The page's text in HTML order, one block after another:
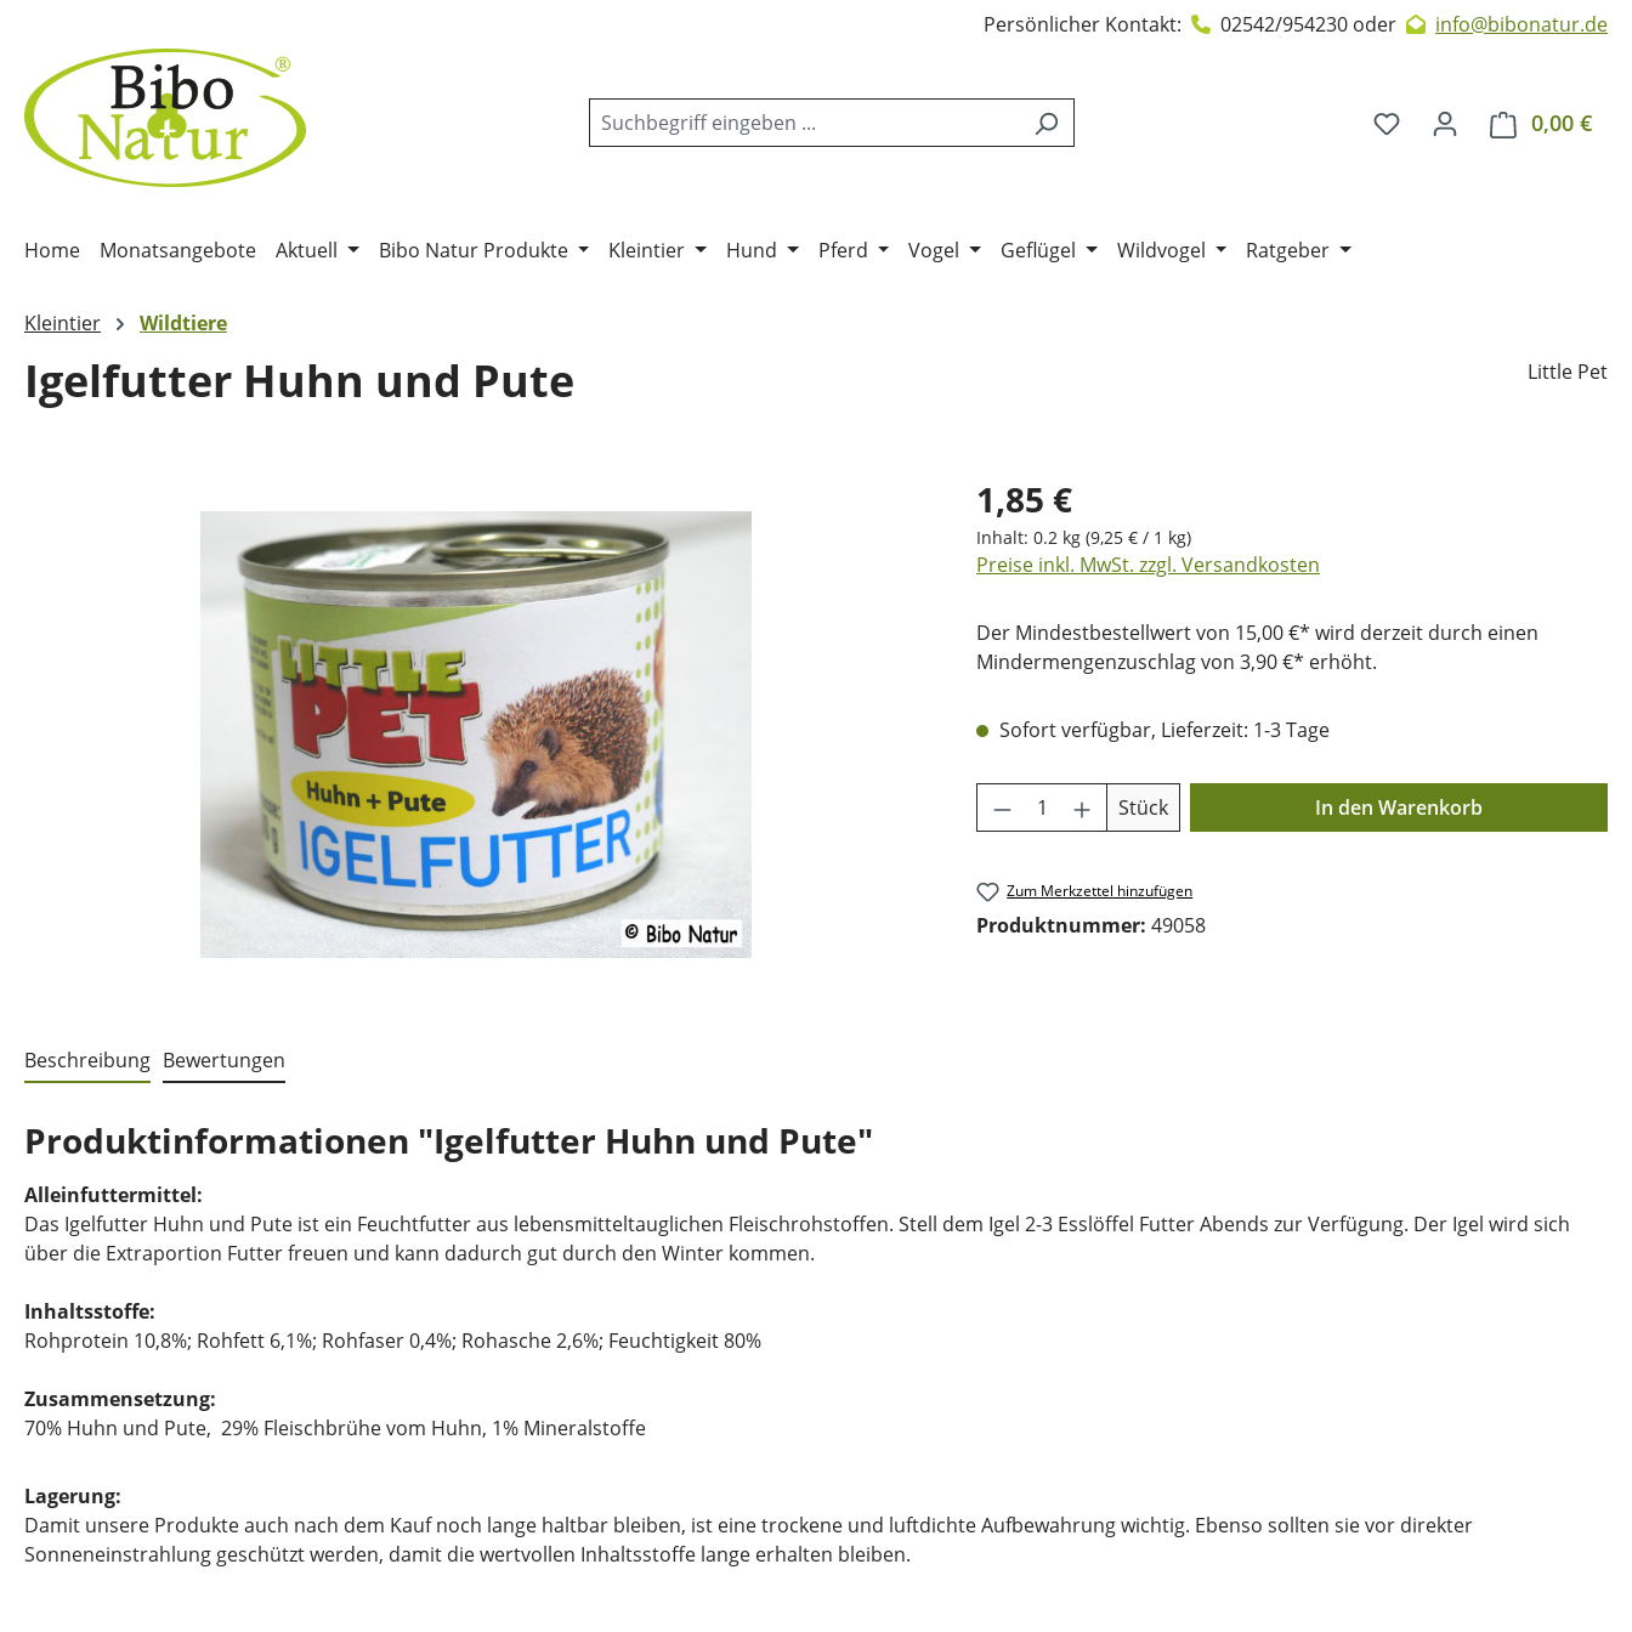
Persönlicher Kontakt: 02542/954230 oder info@bibonatur.de
0,00 €
Home Monatsangebote Aktuell Bibo Natur Produkte Kleintier Hund Pferd Vogel Geflügel Wildvogel Ratgeber
Kleintier Wildtiere
Igelfutter Huhn und Pute Little Pet
1,85 €
Inhalt: 0.2 kg (9,25 € / 1 kg)
Preise inkl. MwSt. zzgl. Versandkosten
Der Mindestbestellwert von 15,00 €* wird derzeit durch einen
Mindermengenzuschlag von 3,90 €* erhöht.
Sofort verfügbar, Lieferzeit: 1-3 Tage
Produkt Anzahl: Gib den gewünschten Wert
Stück In den Warenkorb
Zum Merkzettel hinzufügen
Produktnummer: 49058
Beschreibung Bewertungen
Produktinformationen "Igelfutter Huhn und Pute"
Alleinfuttermittel:
Das Igelfutter Huhn und Pute ist ein Feuchtfutter aus lebensmitteltauglichen Fleischrohstoffen. Stell dem Igel 2-3 Esslöffel Futter Abends zur Verfügung. Der Igel wird sich
über die Extraportion Futter freuen und kann dadurch gut durch den Winter kommen.
Inhaltsstoffe:
Rohprotein 10,8%; Rohfett 6,1%; Rohfaser 0,4%; Rohasche 2,6%; Feuchtigkeit 80%
Zusammensetzung:
70% Huhn und Pute, 29% Fleischbrühe vom Huhn, 1% Mineralstoffe
Lagerung:
Damit unsere Produkte auch nach dem Kauf noch lange haltbar bleiben, ist eine trockene und luftdichte Aufbewahrung wichtig. Ebenso sollten sie vor direkter
Sonneneinstrahlung geschützt werden, damit die wertvollen Inhaltsstoffe lange erhalten bleiben.